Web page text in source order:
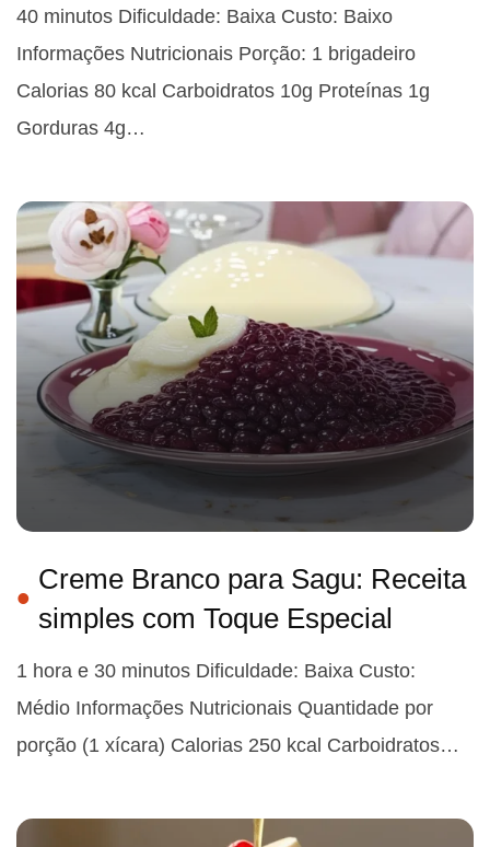
40 minutos Dificuldade: Baixa Custo: Baixo
Informações Nutricionais Porção: 1 brigadeiro
Calorias 80 kcal Carboidratos 10g Proteínas 1g
Gorduras 4g…
Creme Branco para Sagu: Receita
simples com Toque Especial
1 hora e 30 minutos Dificuldade: Baixa Custo:
Médio Informações Nutricionais Quantidade por
porção (1 xícara) Calorias 250 kcal Carboidratos…